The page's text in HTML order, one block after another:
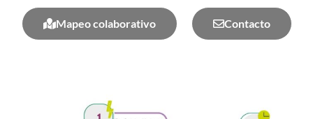
Mapeo colaborativo Contacto